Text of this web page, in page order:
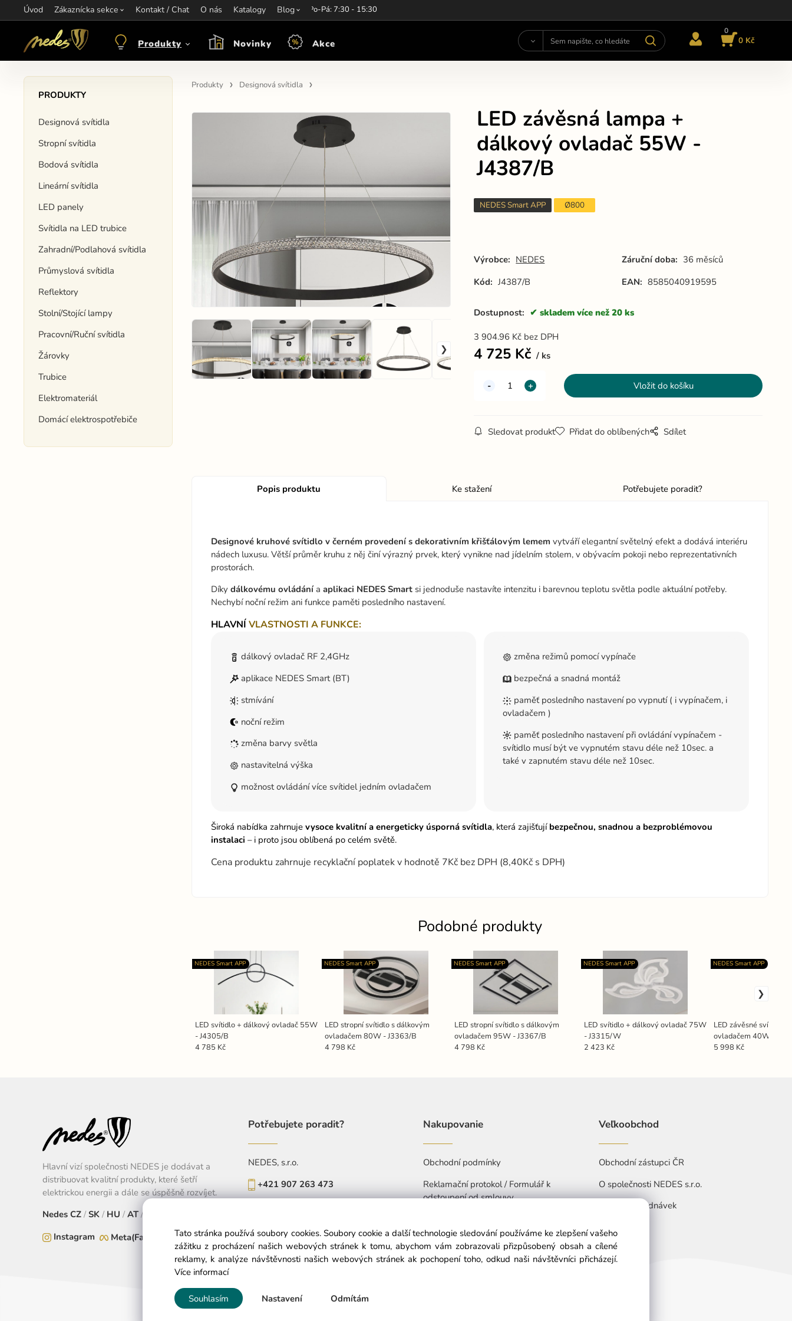
Úvod Zákaznícka sekce Kontakt / Chat O nás Katalogy Blog
Informace:objednavkacz@nedes.sk Kontakt:+421 907 263 473Otevírací hodiny: Po-Pá: 7:30 - 15:30
Produkty Novinky Akce
0
0 Kč
PRODUKTY
Designová svítidla
Stropní svítidla
Bodová svítidla
Lineární svítidla
LED panely
Svítidla na LED trubice
Zahradní/Podlahová svítidla
Průmyslová svítidla
Reflektory
Stolní/Stojící lampy
Pracovní/Ruční svítidla
Žárovky
Trubice
Elektromateriál
Domácí elektrospotřebiče
Produkty Designová svítidla
LED závěsná lampa +
dálkový ovladač 55W -
J4387/B
NEDES Smart APP Ø800
Výrobce: NEDES Záruční doba: 36 měsíců
Kód: J4387/B EAN: 8585040919595
Dostupnost: skladem více než 20 ks
3 904.96 Kč bez DPH
4 725 Kč ks
Sledovat produkt Přidat do oblíbených Sdílet
Popis produktu Ke stažení Potřebujete poradit?
Designové kruhové svítidlo v černém provedení s dekorativním křišťálovým lemem vytváří elegantní světelný efekt a dodává interiéru
nádech luxusu. Větší průměr kruhu z něj činí výrazný prvek, který vynikne nad jídelním stolem, v obývacím pokoji nebo reprezentativních
prostorách.
Díky dálkovému ovládánía aplikaci NEDES Smartsi jednoduše nastavíte intenzitu i barevnou teplotu světla podle aktuální potřeby.
Nechybí noční režim ani funkce paměti posledního nastavení.
HLAVNÍ VLASTNOSTI A FUNKCE:
dálkový ovladač RF 2,4GHz
aplikace NEDES Smart (BT)
stmívání
noční režim
změna barvy světla
nastavitelná výška
možnost ovládání více svítidel jedním ovladačem
změna režimů pomocí vypínače
bezpečná a snadná montáž
paměť posledního nastavení po vypnutí ( i vypínačem, i
ovladačem )
paměť posledního nastavení při ovládání vypínačem -
svítidlo musí být ve vypnutém stavu déle než 10sec. a
také v zapnutém stavu déle než 10sec.
Široká nabídka zahrnuje vysoce kvalitní a energeticky úsporná svítidla, která zajišťují bezpečnou, snadnou a bezproblémovou
instalaci – i proto jsou oblíbená po celém světě.
Cena produktu zahrnuje recyklační poplatek v hodnotě 7Kč bez DPH (8,40Kč s DPH)
Podobné produkty
LED svítidlo + dálkový ovladač 55W
- J4305/B
NEDES Smart APP
4 785 Kč
LED stropní svítidlo s dálkovým
ovladačem 80W - J3363/B
NEDES Smart APP
4 798 Kč
LED stropní svítidlo s dálkovým
ovladačem 95W - J3367/B
NEDES Smart APP
4 798 Kč
LED svítidlo + dálkový ovladač 75W
- J3315/W
NEDES Smart APP
2 423 Kč
LED závěsné svítidlo s
ovladačem 40W -
NEDES Smart APP
5 998 Kč
Hlavní vizí společnosti NEDES je dodávat a
distribuovat kvalitní produkty, které šetří
elektrickou energii a dále se úspěšně rozvíjet.
Nedes CZ /SK /HU /AT/
Instagram
Meta(Facebook)
Potřebujete poradit?
NEDES, s.r.o.
+421 907 263 473
objednavkacz@nedes.sk
Nakupovanie
Obchodní podmínky
Reklamační protokol / Formulář k
odstoupení od smlouvy
Prohlášení o přístupnosti
Veľkoobchod
Obchodní zástupci ČR
O společnosti NEDES s.r.o.
Přehled objednávek
Tato stránka používá soubory cookies. Soubory cookie a další technologie sledování používáme ke zlepšení vašeho
zážitku z procházení našich webových stránek k tomu, abychom vám zobrazovali přizpůsobený obsah a cílené
reklamy, k analýze návštěvnosti našich webových stránek ak pochopení toho, odkud naši návštěvníci přicházejí.
Více informací
Souhlasím Nastavení Odmítám